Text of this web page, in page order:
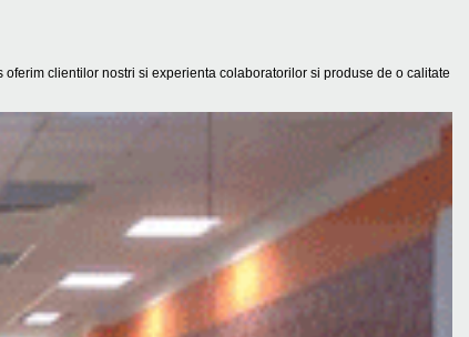
clientilor nostri si experienta colaboratorilor si produse de o calitate